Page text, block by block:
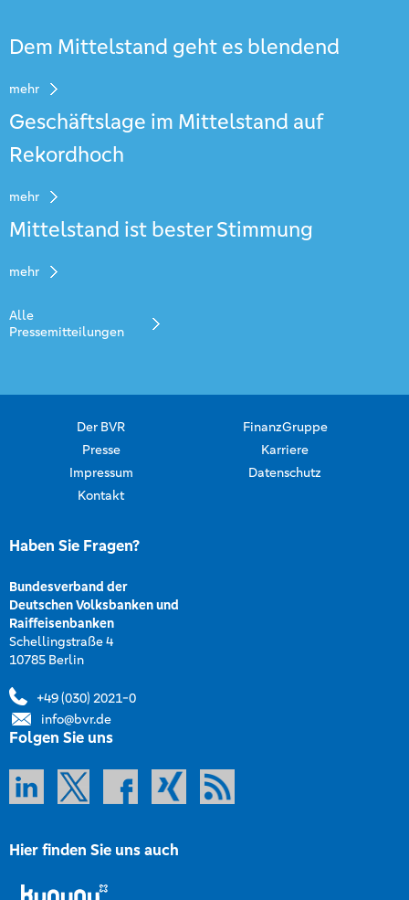
Dem Mittelstand geht es blendend
mehr
Geschäftslage im Mittelstand auf
Rekordhoch
mehr
Mittelstand ist bester Stimmung
mehr
Alle
Pressemitteilungen
Der BVR
FinanzGruppe
Presse
Karriere
Impressum
Datenschutz
Kontakt
Haben Sie Fragen?
Bundesverband der
Deutschen Volksbanken und
Raiffeisenbanken
Schellingstraße 4
10785 Berlin
+49 (030) 2021-0
info@bvr.de
Folgen Sie uns
Hier finden Sie uns auch